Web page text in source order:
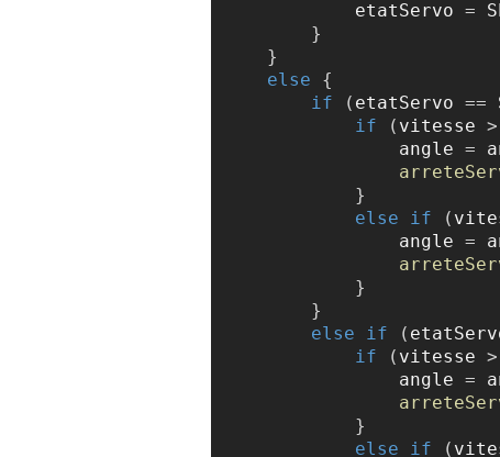
            etatServo
=
}
}
else
{
if
( etatServo ==
if
( vitesse >
                angle
=
}
else
if (
                angle
=
}
}
else
if (
if
( vitesse >
                angle
=
}
else
if (